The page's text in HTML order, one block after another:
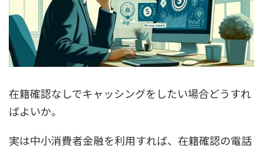
在籍確認なしでキャッシングをしたい場合どうすれ
ばよいか。
実は中小消費者金融を利用すれば、在籍確認の電話